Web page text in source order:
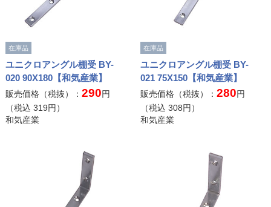
在庫品
ユニクロアングル棚受 BY-
020 90X180【和気産業】
販売価格（税抜）： 290円
（税込 319円）
和気産業
在庫品
ユニクロアングル棚受 BY-
021 75X150【和気産業】
販売価格（税抜）：280円
（税込308円）
和気産業